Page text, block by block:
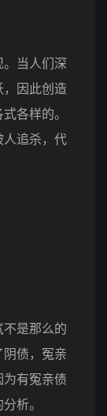
当人们深
因此创造
各样的。
追杀，代
是那么的
债，冤亲
有冤亲债
析。